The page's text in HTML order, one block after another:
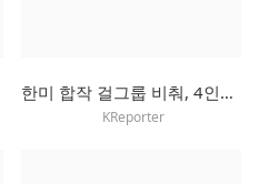
한미 합작 걸그룹 비춰, 4인조 걸셋으로 새 출발
KReporter